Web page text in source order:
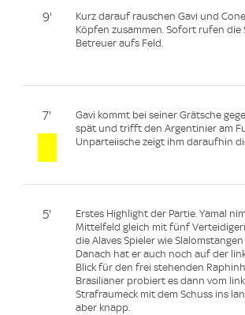
9'
Kurz darauf rauschen Gavi und
Köpfen zusammen. Sofort rufen die
Betreuer aufs Feld.
7'
Gavi kommt bei seiner Grätsche
spät und trifft den Argentinier am
Unparteiische zeigt ihm daraufhin
5'
Erstes Highlight der Partie. Yamal
Mittelfeld gleich mit fünf
die Alaves Spieler wie
Danach hat er auch noch auf der
Blick für den frei stehenden
Brasilianer probiert es dann vom
Strafraumeck mit dem Schuss ins
aber knapp.